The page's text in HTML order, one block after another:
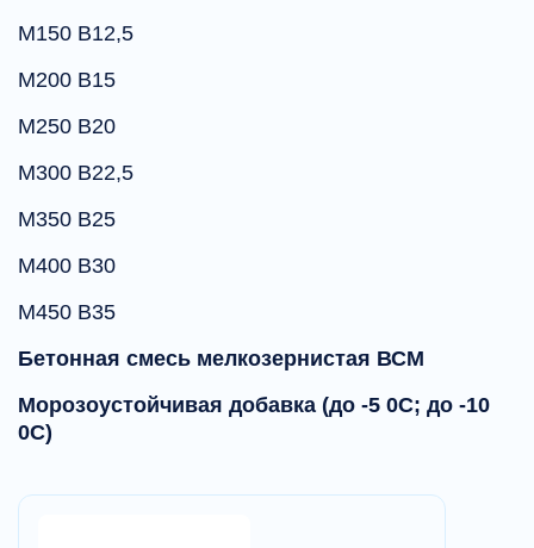
М150 В12,5
М200 В15
М250 В20
М300 В22,5
М350 В25
М400 В30
М450 В35
Бетонная смесь мелкозернистая ВСМ
Морозоустойчивая добавка (до -5 0С; до -10
0С)